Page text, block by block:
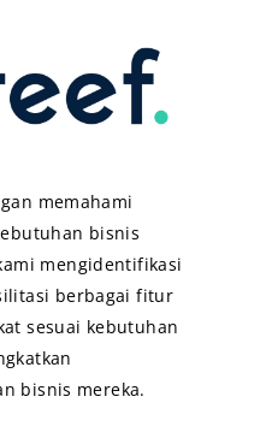
memahami
bisnis
mengidentifikasi
berbagai fitur
sesuai kebutuhan
bisnis mereka.